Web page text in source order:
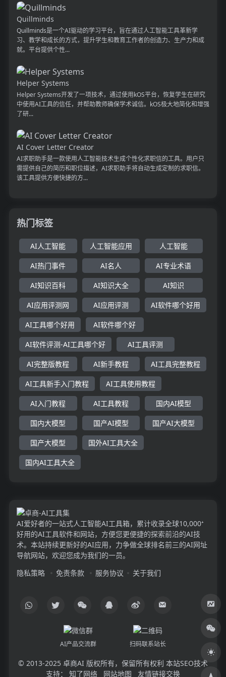
Quillminds
Quillminds是一个AI驱动的学习平台，旨在通过人工智能工具革新学
习、教学和成长的方式，提升学生和教育工作者的创造力、生产力和成
就。平台提供个性...
Helper Systems
Helper Systems开发了一项技术，通过使用kOS平台，恢复学生在研究
中使用AI工具的信任，并帮助教师确保学术诚信。kOS极大地简化和增强
了研...
AI Cover Letter Creator
AI求职助手是一款使用人工智能技术生成个性化求职信的工具。用户只
需提供自己的简历和职位描述，AI求职助手将自动生成定制的求职信。
该工具提供方便快捷的方...
热门标签
AI人工智能 人工智能应用 人工智能
AI热门事件 AI名人 AI专业术语
AI知识百科 AI知识大全 AI知识
AI应用评测网 AI应用评测 AI软件哪个好用
AI工具哪个好用 AI软件哪个好
AI软件评测-AI工具哪个好 AI工具评测
AI完整版教程 AI新手教程 AI工具完整教程
AI工具新手入门教程 AI工具使用教程
AI入门教程 AI工具教程 国内AI模型
国内大模型 国产AI模型 国产AI大模型
国产大模型 国外AI工具大全
国内AI工具大全
AI爱好者的一站式人工智能AI工具箱，累计收录全球10,000⁺
好用的AI工具软件和网站，方便您更便捷的探索前沿的AI技
术。本站持续更新好的AI应用，力争做全球排名前三的AI网址
导航网站，欢迎您成为我们的一员。
隐私策略
免责条款 服务协议 关于我们
AI产品交流群 扫码联系站长
© 2013-2025 卓商AI 版权所有，保留所有权利 本站SEO技术
支持：
知了网络 网站地图 友情链接交换